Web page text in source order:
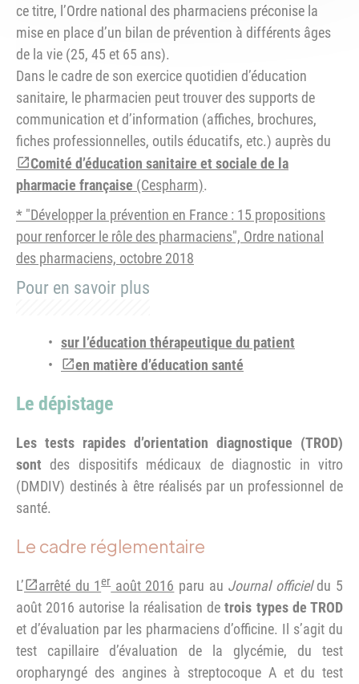
ce titre, l’Ordre national des pharmaciens préconise la
mise en place d’un bilan de prévention à différents âges
de la vie (25, 45 et 65 ans).
Dans le cadre de son exercice quotidien d’éducation
sanitaire, le pharmacien peut trouver des supports de
communication et d’information (affiches, brochures,
fiches professionnelles, outils éducatifs, etc.) auprès du
Comité d’éducation sanitaire et sociale de la
pharmacie française (Cespharm).
* "Développer la prévention en France : 15 propositions
pour renforcer le rôle des pharmaciens", Ordre national
des pharmaciens, octobre 2018
Pour en savoir plus
sur l’éducation thérapeutique du patient
en matière d’éducation santé
Le dépistage
Les tests rapides d’orientation diagnostique (TROD)
sont des dispositifs médicaux de diagnostic in vitro
(DMDIV) destinés à être réalisés par un professionnel de
santé.
Le cadre réglementaire
L’ arrêté du 1eraoût 2016 paru au Journal officieldu 5
août 2016 autorise la réalisation detrois types de TROD
et d’évaluation par les pharmaciens d’officine. Il s’agit du
test capillaire d’évaluation de la glycémie, du test
oropharyngé des angines à streptocoque A et du test